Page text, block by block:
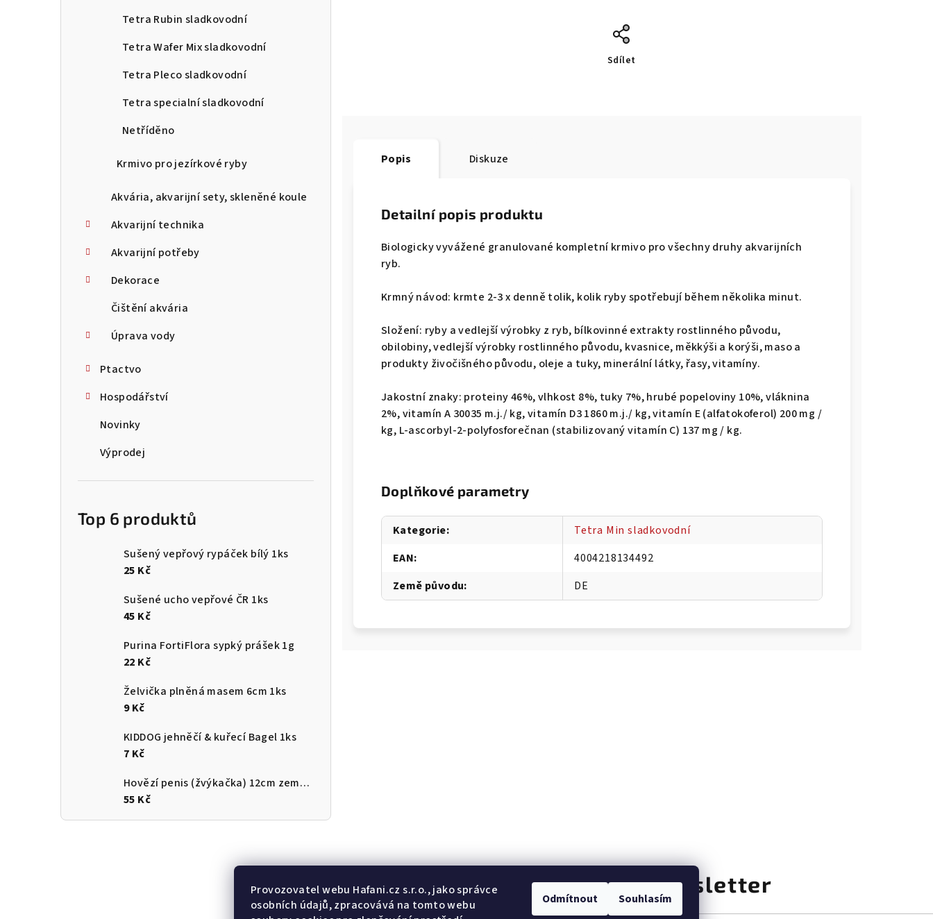
Provozovatel webu Hafani.cz s.r.o., jako správce
osobních údajů, zpracovává na tomto webu
Odmítnout Souhlasím
Tetra Rubin sladkovodní
Tetra Wafer Mix sladkovodní
Tetra Pleco sladkovodní
Tetra specialní sladkovodní
Netříděno
Krmivo pro jezírkové ryby
Akvária, akvarijní sety, skleněné koule
Akvarijní technika
Akvarijní potřeby
Dekorace
Čištění akvária
Úprava vody
Ptactvo
Hospodářství
Novinky
Výprodej
Top 6 produktů
Sušený vepřový rypáček bílý 1ks
25 Kč
Sušené ucho vepřové ČR 1ks
45 Kč
Purina FortiFlora sypký prášek 1g
22 Kč
Želvička plněná masem 6cm 1ks
9 Kč
KIDDOG jehněčí & kuřecí Bagel 1ks
7 Kč
Hovězí penis (žvýkačka) 12cm země původu ČR
55 Kč
Sdílet
Popis Diskuze
Detailní popis produktu
Biologicky vyvážené granulované kompletní krmivo pro všechny druhy akvarijních
ryb.
Krmný návod: krmte 2-3 x denně tolik, kolik ryby spotřebují během několika minut.
Složení: ryby a vedlejší výrobky z ryb, bílkovinné extrakty rostlinného původu,
obilobiny, vedlejší výrobky rostlinného původu, kvasnice, měkkýši a korýši, maso a
produkty živočišného původu, oleje a tuky, minerální látky, řasy, vitamíny.
Jakostní znaky: proteiny 46%, vlhkost 8%, tuky 7%, hrubé popeloviny 10%, vláknina
2%, vitamín A 30035 m.j./ kg, vitamín D3 1860 m.j./ kg, vitamín E (alfatokoferol) 200 mg /
kg, L-ascorbyl-2-polyfosforečnan (stabilizovaný vitamín C) 137 mg / kg.
Doplňkové parametry
Kategorie:
Tetra Min sladkovodní
EAN:
4004218134492
Země původu: DE
Odebírat newsletter